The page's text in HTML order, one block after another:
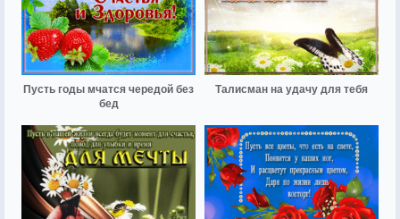
Пусть годы мчатся чередой без
бед
Талисман на удачу для тебя